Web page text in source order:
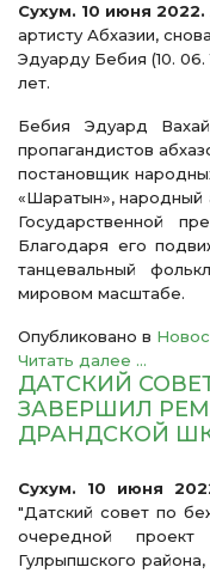
Сухум. 10 июня
артисту Абхазии,
Эдуарду Бебия (10. 06.
лет.
Бебия Эдуард
пропагандистов
постановщик
«Шаратын», народный
Государственной
Благодаря его
танцевальный
мировом масштабе.
Опубликовано в
Читать далее ...
ДАТСКИЙ
ЗАВЕРШИЛ
ДРАНДСКОЙ
Сухум. 10 июня
"Датский совет по
очередной
Гулрыпшского